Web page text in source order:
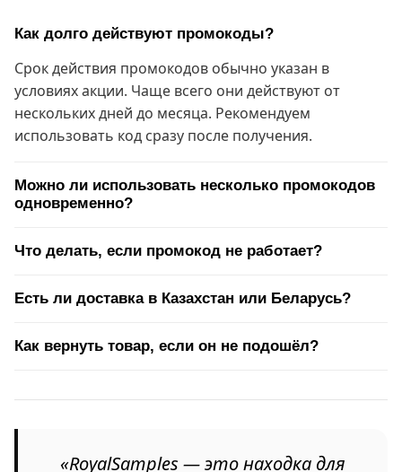
Как долго действуют промокоды?
Срок действия промокодов обычно указан в
условиях акции. Чаще всего они действуют от
нескольких дней до месяца. Рекомендуем
использовать код сразу после получения.
Можно ли использовать несколько промокодов
одновременно?
Что делать, если промокод не работает?
Есть ли доставка в Казахстан или Беларусь?
Как вернуть товар, если он не подошёл?
«RoyalSamples — это находка для